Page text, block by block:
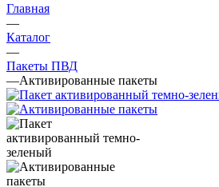
Главная
—
Каталог
—
Пакеты ПВД
—Активированные пакеты